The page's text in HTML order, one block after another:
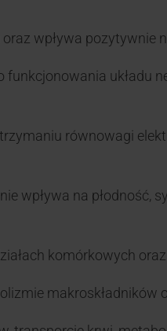
wpływa pozytywnie
układu
równowagi
wpływa na płodność,
komórkowych